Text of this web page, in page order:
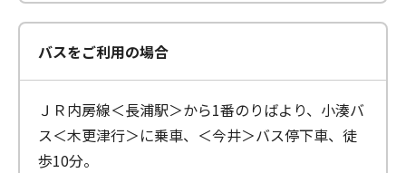
バスをご利用の場合
ＪＲ内房線＜長浦駅＞から1番のりばより、小湊バ
ス＜木更津行＞に乗車、＜今井＞バス停下車、徒
歩10分。